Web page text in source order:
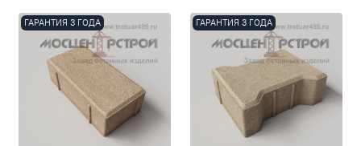
ГАРАНТИЯ 3 ГОДА ГАРАНТИЯ 3 ГОДА